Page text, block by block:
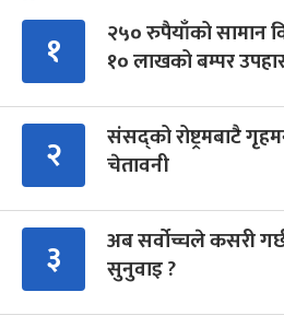
१
२५० रुपैयाँको सामान
१० लाखको बम्पर
२
संसद्को रोष्ट्रमबाटै
चेतावनी
३
अब सर्वोच्चले कसरी
सुनुवाइ ?